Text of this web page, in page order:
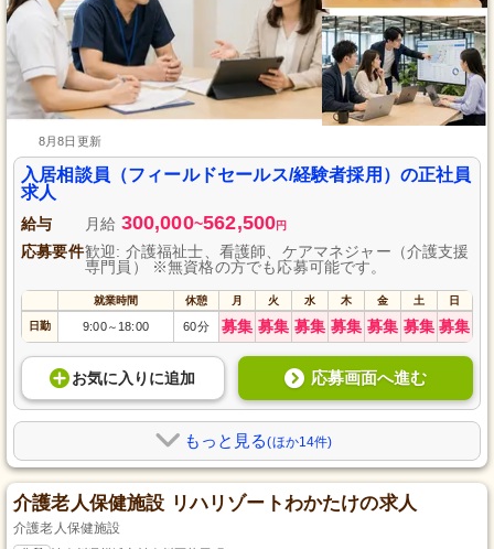
8月8日更新
入居相談員（フィールドセールス/経験者採用）の正社員
求人
給与 月給 300,000~562,500円
応募要件歓迎: 介護福祉士、看護師、ケアマネジャー（介護支援
専門員） ※無資格の方でも応募可能です。
就業時間 休憩 月 火 水 木 金 土 日
日勤 9:00～ 18:00 60分 募集 募集 募集 募集 募集 募集 募集
お気に入り に追加 応募画面へ進む
もっと見る(ほか14件)
介護老人保健施設 リハリゾートわかたけの求人
介護老人保健施設